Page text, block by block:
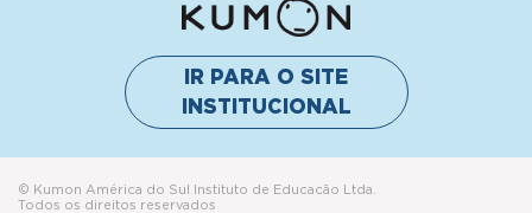
IR PARA O SITE
INSTITUCIONAL
© Kumon América do Sul Instituto de Educacão Ltda.
Todos os direitos reservados